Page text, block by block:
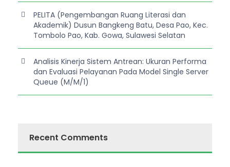
PELITA (Pengembangan Ruang Literasi dan
Akademik) Dusun Bangkeng Batu, Desa Pao, Kec.
Tombolo Pao, Kab. Gowa, Sulawesi Selatan
Analisis Kinerja Sistem Antrean: Ukuran Performa
dan Evaluasi Pelayanan Pada Model Single Server
Queue (M/M/1)
Recent Comments